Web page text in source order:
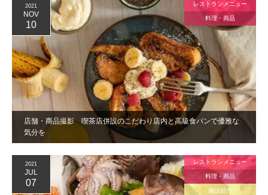
店舗・商品撮影 喫茶店併設のこだわり店内と高級食パンで優雅な
気分を
2021
NOV
10
レストランメニュー
料理・商品
2021
JUL
07
レストランメニュー
料理・商品
施設紹介